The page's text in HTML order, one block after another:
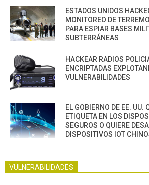
ESTADOS UNIDOS
MONITOREO DE
PARA ESPIAR BASES
SUBTERRÁNEAS
HACKEAR RADIOS
ENCRIPTADAS
VULNERABILIDADES
EL GOBIERNO DE EE. UU.
ETIQUETA EN LOS
SEGUROS O QUIERE
DISPOSITIVOS IOT
VULNERABILIDADES